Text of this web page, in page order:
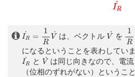
˙
IR =
1
R
˙
V
R
は、ベクトル ˙
V
V
を
1
R
1R
になるということを表わしていま
˙
I R
IR ˙
と ˙
V
V˙
は同じ向きなので、電流
（位相のずれがない）というこ